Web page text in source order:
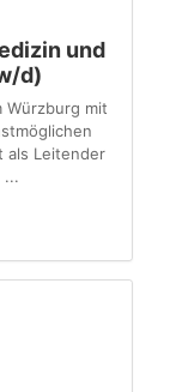
und
d)
Würzburg mit
als Leitender
...